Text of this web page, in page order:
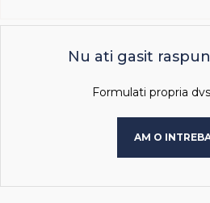
Nu ati gasit
Formulati propria
AM O